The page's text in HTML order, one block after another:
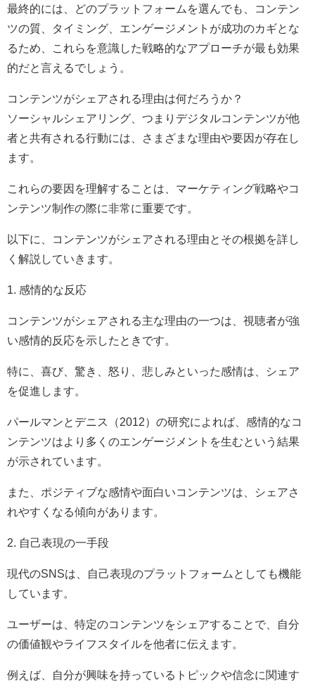
最終的には、どのプラットフォームを選んでも、コンテン
ツの質、タイミング、エンゲージメントが成功のカギとな
るため、これらを意識した戦略的なアプローチが最も効果
的だと言えるでしょう。
コンテンツがシェアされる理由は何だろうか？
ソーシャルシェアリング、つまりデジタルコンテンツが他
者と共有される行動には、さまざまな理由や要因が存在し
ます。
これらの要因を理解することは、マーケティング戦略やコ
ンテンツ制作の際に非常に重要です。
以下に、コンテンツがシェアされる理由とその根拠を詳し
く解説していきます。
1. 感情的な反応
コンテンツがシェアされる主な理由の一つは、視聴者が強
い感情的反応を示したときです。
特に、喜び、驚き、怒り、悲しみといった感情は、シェア
を促進します。
パールマンとデニス（2012）の研究によれば、感情的なコ
ンテンツはより多くのエンゲージメントを生むという結果
が示されています。
また、ポジティブな感情や面白いコンテンツは、シェアさ
れやすくなる傾向があります。
2. 自己表現の一手段
現代のSNSは、自己表現のプラットフォームとしても機能
しています。
ユーザーは、特定のコンテンツをシェアすることで、自分
の価値観やライフスタイルを他者に伝えます。
例えば、自分が興味を持っているトピックや信念に関連す